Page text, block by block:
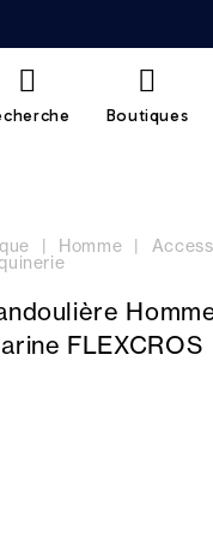
Boutiques
Homme
FLEXCROS